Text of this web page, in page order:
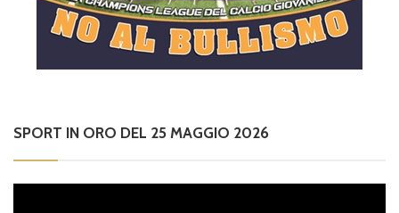
SPORT IN ORO DEL 25 MAGGIO 2026